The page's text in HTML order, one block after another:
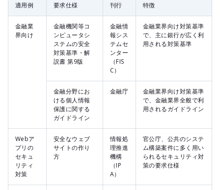
適用例 要求仕様 刊行 特徴
金融業
界向け
金融機関等コ
ンピュータシ
ステムの安全
対策基準・解
説書 第9版​
金融情
報シス
テムセ
ンター​
（FIS
C）
金融業界向け対策基準
で、主に銀行が広く利
用される対策基準
金融分野にお
ける個人情報
保護に関する
ガイドライン
金融庁
金融業界向け対策基準
で、金融業界全般で利
用されるガイドライン
Webア
プリの
セキュ
リティ
対策
安全なウェブ
サイトの作り
方
情報処
理推進
機構
（IP
A）
官公庁、公共のシステ
ム構築案件に多く用い
られるセキュリティ対
策の要求仕様